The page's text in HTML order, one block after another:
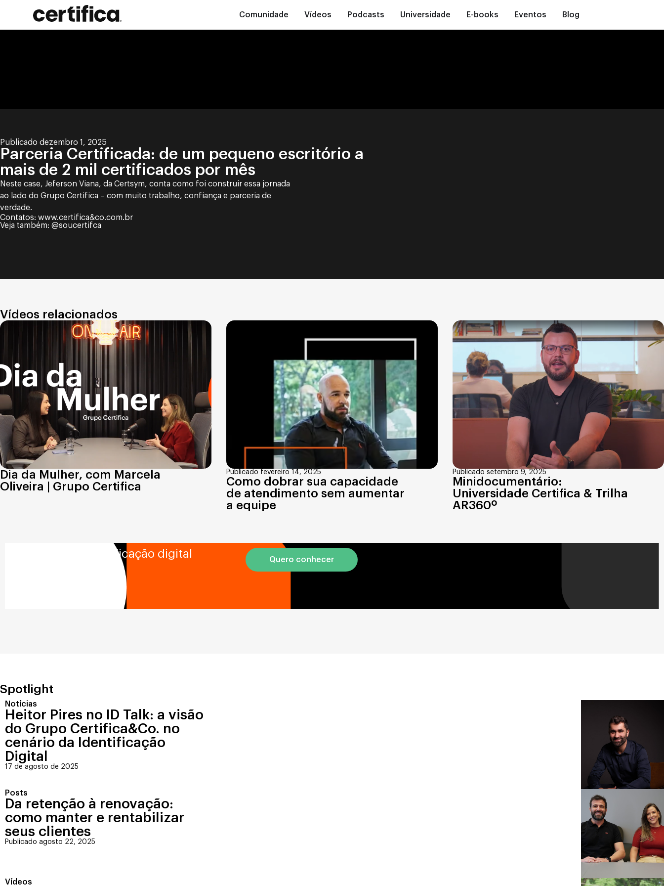
Comunidade Vídeos Podcasts Universidade E-books Eventos Blog
Publicado dezembro 1, 2025
Parceria Certificada: de um pequeno escritório a
mais de 2 mil certificados por mês
Neste case, Jeferson Viana, da Certsym, conta como foi construir essa jornada
ao lado do Grupo Certifica – com muito trabalho, confiança e parceria de
verdade.
Contatos: www.certifica&co.com.br
Veja também: @soucertifca
Vídeos relacionados
Dia da Mulher, com Marcela
Oliveira | Grupo Certifica
Publicado fevereiro 14, 2025
Como dobrar sua capacidade
de atendimento sem aumentar
a equipe
Publicado setembro 9, 2025
Minidocumentário:
Universidade Certifica & Trilha
AR360º
Soluções em identificação digital Quero conhecer
Spotlight
Notícias
Heitor Pires no ID Talk: a visão
do Grupo Certifica&Co. no
cenário da Identificação
Digital
17 de agosto de 2025
Posts
Da retenção à renovação:
como manter e rentabilizar
seus clientes
Publicado agosto 22, 2025
Vídeos